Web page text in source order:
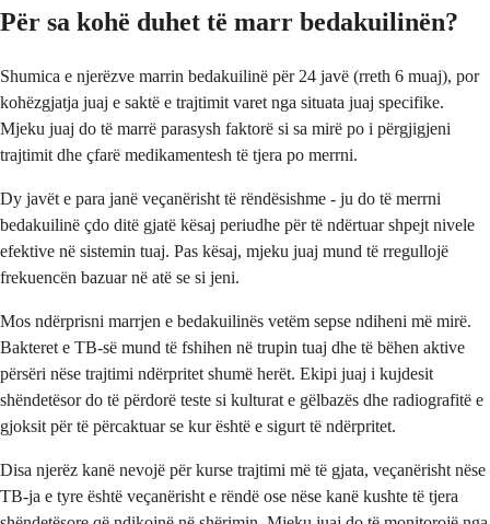
Për sa kohë duhet të marr bedakuilinën?
Shumica e njerëzve marrin bedakuilinë për 24 javë (rreth 6 muaj), por
kohëzgjatja juaj e saktë e trajtimit varet nga situata juaj specifike.
Mjeku juaj do të marrë parasysh faktorë si sa mirë po i përgjigjeni
trajtimit dhe çfarë medikamentesh të tjera po merrni.
Dy javët e para janë veçanërisht të rëndësishme - ju do të merrni
bedakuilinë çdo ditë gjatë kësaj periudhe për të ndërtuar shpejt nivele
efektive në sistemin tuaj. Pas kësaj, mjeku juaj mund të rregullojë
frekuencën bazuar në atë se si jeni.
Mos ndërprisni marrjen e bedakuilinës vetëm sepse ndiheni më mirë.
Bakteret e TB-së mund të fshihen në trupin tuaj dhe të bëhen aktive
përsëri nëse trajtimi ndërpritet shumë herët. Ekipi juaj i kujdesit
shëndetësor do të përdorë teste si kulturat e gëlbazës dhe radiografitë e
gjoksit për të përcaktuar se kur është e sigurt të ndërpritet.
Disa njerëz kanë nevojë për kurse trajtimi më të gjata, veçanërisht nëse
TB-ja e tyre është veçanërisht e rëndë ose nëse kanë kushte të tjera